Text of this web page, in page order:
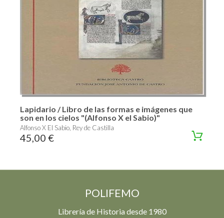
Lapidario / Libro de las formas e imágenes que
son en los cielos "(Alfonso X el Sabio)"
Alfonso X El Sabio, Rey de Castilla
45,00 €
POLIFEMO
Librería de Historia desde 1980